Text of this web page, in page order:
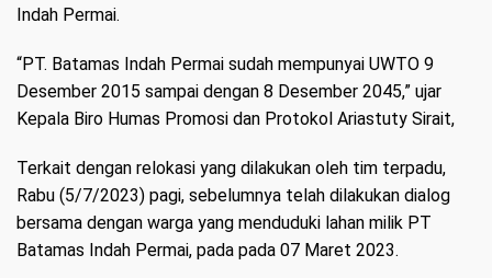
Indah Permai.
“PT. Batamas Indah Permai sudah mempunyai UWTO 9
Desember 2015 sampai dengan 8 Desember 2045,” ujar
Kepala Biro Humas Promosi dan Protokol Ariastuty Sirait,
Terkait dengan relokasi yang dilakukan oleh tim terpadu,
Rabu (5/7/2023) pagi, sebelumnya telah dilakukan dialog
bersama dengan warga yang menduduki lahan milik PT
Batamas Indah Permai, pada pada 07 Maret 2023.